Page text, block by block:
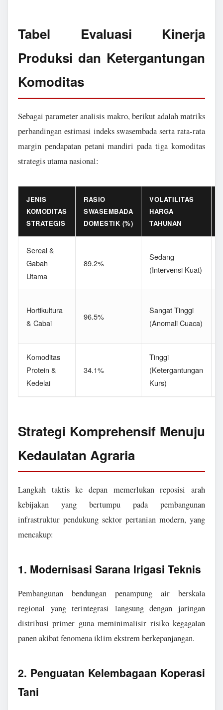
Tabel Evaluasi Kinerja
Produksi dan Ketergantungan
Komoditas
Sebagai parameter analisis makro, berikut adalah matriks
perbandingan estimasi indeks swasembada serta rata-rata
margin pendapatan petani mandiri pada tiga komoditas
strategis utama nasional:
JENIS
KOMODITAS
STRATEGIS
RASIO
SWASEMBADA
DOMESTIK (%)
VOLATILITAS
HARGA
TAHUNAN
Sereal &
Gabah
Utama
89.2%
Sedang
(Intervensi Kuat)
Hortikultura
& Cabai
96.5%
Sangat Tinggi
(Anomali Cuaca)
Komoditas
Protein &
Kedelai
34.1%
Tinggi
(Ketergantungan
Kurs)
Strategi Komprehensif Menuju
Kedaulatan Agraria
Langkah taktis ke depan memerlukan reposisi arah
kebijakan yang bertumpu pada pembangunan
infrastruktur pendukung sektor pertanian modern, yang
mencakup:
1. Modernisasi Sarana Irigasi Teknis
Pembangunan bendungan penampung air berskala
regional yang terintegrasi langsung dengan jaringan
distribusi primer guna meminimalisir risiko kegagalan
panen akibat fenomena iklim ekstrem berkepanjangan.
2. Penguatan Kelembagaan Koperasi
Tani